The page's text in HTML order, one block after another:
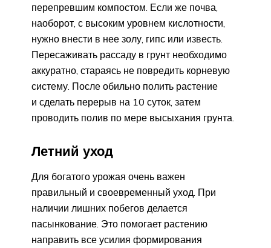
перепревшим компостом. Если же почва,
наоборот, с высоким уровнем кислотности,
нужно внести в нее золу, гипс или известь.
Пересаживать рассаду в грунт необходимо
аккуратно, стараясь не повредить корневую
систему. После обильно полить растение
и сделать перерыв на 10 суток, затем
проводить полив по мере высыхания грунта.
Летний уход
Для богатого урожая очень важен
правильный и своевременный уход. При
наличии лишних побегов делается
пасынкование. Это помогает растению
направить все усилия формирования